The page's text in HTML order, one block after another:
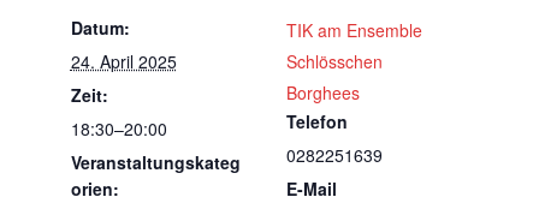
Datum:
24. April 2025
Zeit:
18:30–20:00
Veranstaltungskateg
orien:
TIK am Ensemble
Schlösschen
Borghees
Telefon
0282251639
E-Mail